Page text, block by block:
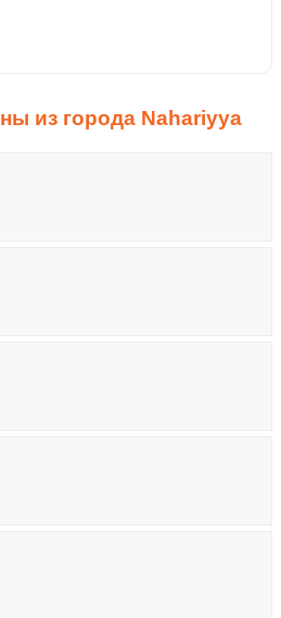
из города Nahariyya